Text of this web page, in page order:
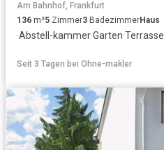
Am Bahnhof, Frankfurt
136 m²5 Zimmer3 BadezimmerHaus
·Abstell-kammer·Garten·Terrasse
Seit 3 Tagen bei Ohne-makler